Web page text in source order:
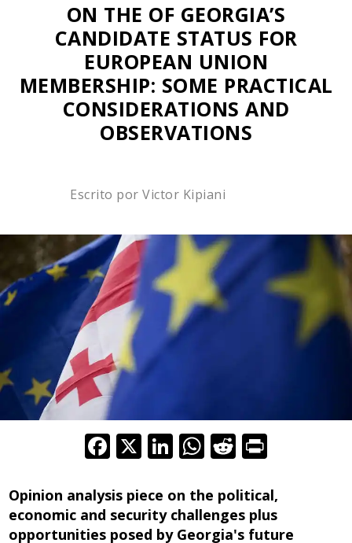
ON THE OF GEORGIA’S
CANDIDATE STATUS FOR
EUROPEAN UNION
MEMBERSHIP: SOME PRACTICAL
CONSIDERATIONS AND
OBSERVATIONS
Escrito por Victor Kipiani
F
e
b
X Li
k
e
W
at
s
R
d
di
t
Opinion analysis piece on the political,
economic and security challenges plus
opportunities posed by Georgia's future